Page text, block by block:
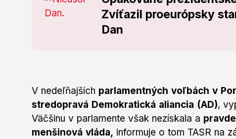
Zvíťazil proeurópsky
Dan
V nedeľňajších parlamentných voľbách v
stredopravá Demokratická aliancia (AD),
Väčšinu v parlamente však nezískala a
menšinová vláda, informuje o tom TASR na